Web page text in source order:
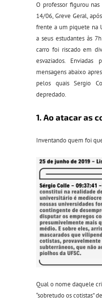
O professor figurou
14/06, Greve Geral,
frente a um piquete na
a seus estudantes às
carro foi riscado em
esvaziados.
mensagens abaixo
pelos quais Sergio
depredado.
1. Ao atacar as
Inventando quem foi
Qual o nome daquele
“sobretudo os cotistas”